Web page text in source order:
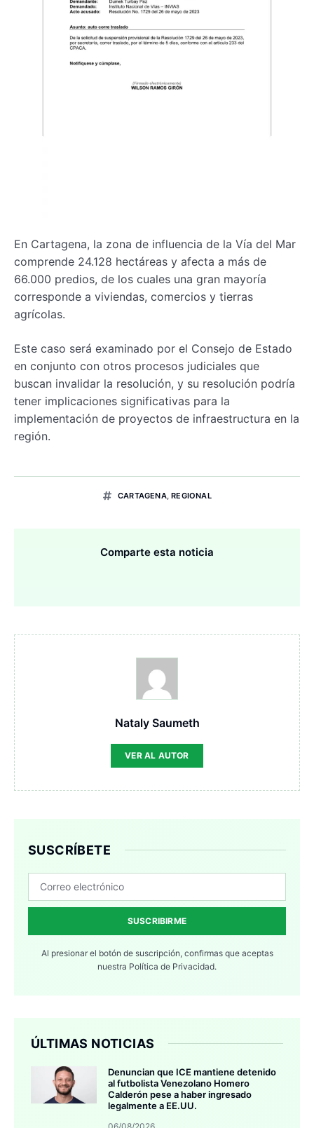
En Cartagena, la zona de influencia de la Vía del Mar
comprende 24.128 hectáreas y afecta a más de
66.000 predios, de los cuales una gran mayoría
corresponde a viviendas, comercios y tierras
agrícolas.
Este caso será examinado por el Consejo de Estado
en conjunto con otros procesos judiciales que
buscan invalidar la resolución, y su resolución podría
tener implicaciones significativas para la
implementación de proyectos de infraestructura en la
región.
CARTAGENA,REGIONAL
Comparte esta noticia
Nataly Saumeth
VER AL AUTOR
SUSCRÍBETE
SUSCRIBIRME
Al presionar el botón de suscripción, confirmas que aceptas
nuestra Política de Privacidad.
ÚLTIMAS NOTICIAS
Denuncian que ICE mantiene detenido
al futbolista Venezolano Homero
Calderón pese a haber ingresado
legalmente a EE.UU.